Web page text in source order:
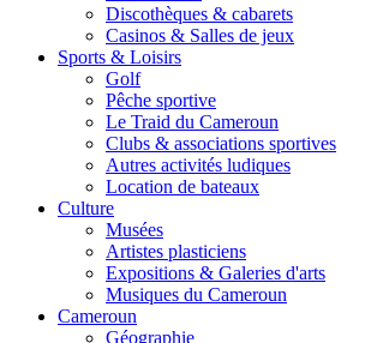
Discothèques & cabarets
Casinos & Salles de jeux
Sports & Loisirs
Golf
Pêche sportive
Le Traid du Cameroun
Clubs & associations sportives
Autres activités ludiques
Location de bateaux
Culture
Musées
Artistes plasticiens
Expositions & Galeries d'arts
Musiques du Cameroun
Cameroun
Géographie